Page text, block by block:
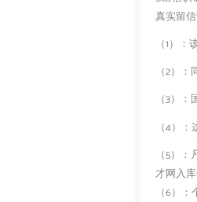
真实留
（1）
（2）
（3）
（4）
（5）
才网入库
（6）